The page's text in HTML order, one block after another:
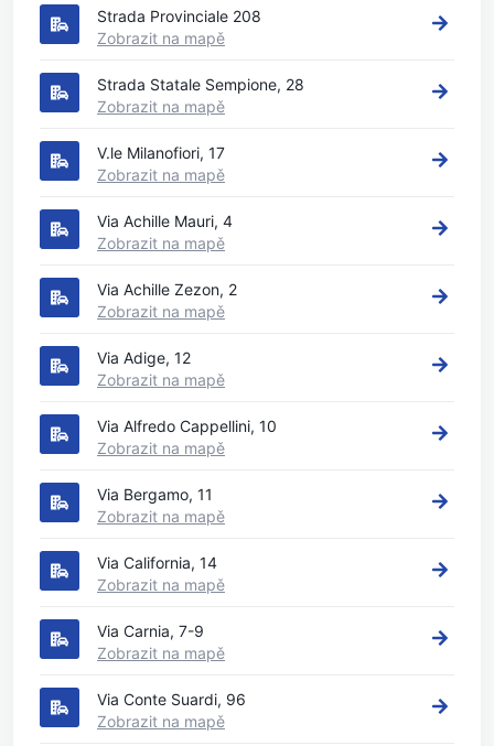
Strada Provinciale 208
Zobrazit na mapě
Strada Statale Sempione, 28
Zobrazit na mapě
V.le Milanofiori, 17
Zobrazit na mapě
Via Achille Mauri, 4
Zobrazit na mapě
Via Achille Zezon, 2
Zobrazit na mapě
Via Adige, 12
Zobrazit na mapě
Via Alfredo Cappellini, 10
Zobrazit na mapě
Via Bergamo, 11
Zobrazit na mapě
Via California, 14
Zobrazit na mapě
Via Carnia, 7-9
Zobrazit na mapě
Via Conte Suardi, 96
Zobrazit na mapě